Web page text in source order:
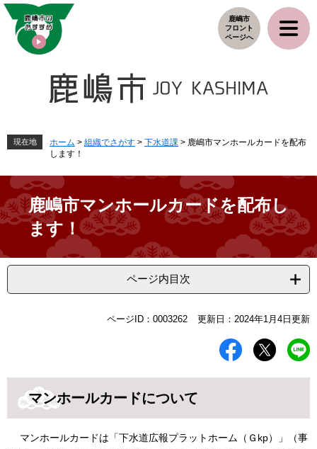
ペ
メ
鹿嶋市
フロント
ページへ
現在地 ホーム > 組織でさがす > 下水道課 > 鹿嶋市マンホールカードを配布
します！
鹿嶋市マンホールカードを配布し
ます！
ページ内目次
ページID：0003262 更新日：2024年1月4日更新
マンホールカードについて
マンホールカードは「下水道広報プラットホーム（Ｇkp）」（事